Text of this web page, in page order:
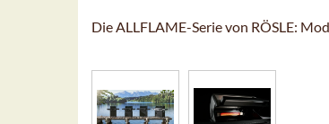
Die ALLFLAME-Serie von RÖSLE: